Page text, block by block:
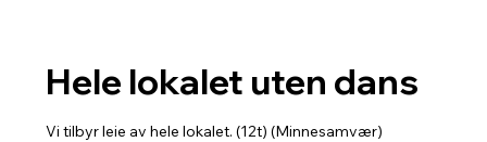
Hele lokalet uten dans
Vi tilbyr leie av hele lokalet. (12t) (Minnesamvær)